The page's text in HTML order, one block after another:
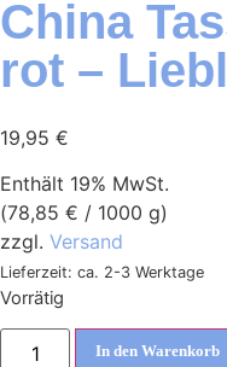
China
rot –
19,95 €
Enthält 19% MwSt.
(78,85 € / 1000 g)
zzgl. Versand
Lieferzeit: ca. 2-3 Werktage
Vorrätig
In den Warenkorb